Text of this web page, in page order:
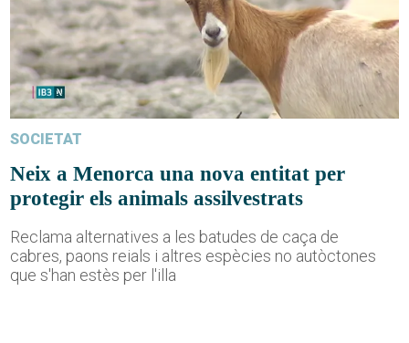
SOCIETAT
Neix a Menorca una nova entitat per
protegir els animals assilvestrats
Reclama alternatives a les batudes de caça de
cabres, paons reials i altres espècies no autòctones
que s'han estès per l'illa